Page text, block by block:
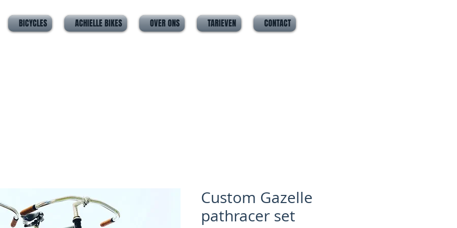
BICYCLES ACHIELLE BIKES OVER ONS TARIEVEN CONTACT
Custom Gazelle
pathracer set